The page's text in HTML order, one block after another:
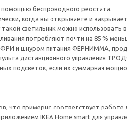
помощью беспроводного реостата.
когда вы открываете и
светильник можно
потребляют почти на 85 %
и шнуром питания ФЁРНИММА,
дистанционного управления
подсветок, если их суммарная
что примерно соответствует работе
IKEA Home smart для